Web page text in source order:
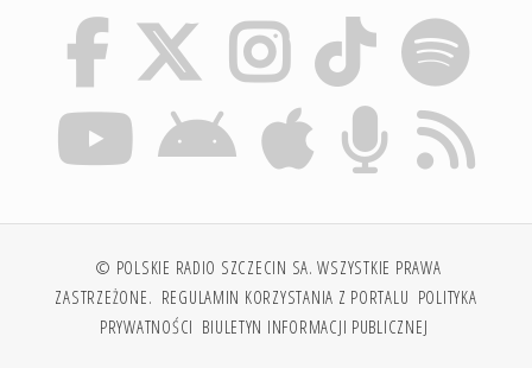
© POLSKIE RADIO SZCZECIN SA. WSZYSTKIE PRAWA
ZASTRZEŻONE. REGULAMIN KORZYSTANIA Z PORTALU POLITYKA
PRYWATNOŚCI BIULETYN INFORMACJI PUBLICZNEJ